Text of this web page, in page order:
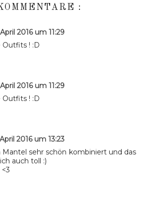
:
2016 um 11:29
Outfits ! :D
2016 um 11:29
Outfits ! :D
2016 um 13:23
Mantel sehr schön kombiniert und das
auch toll :)